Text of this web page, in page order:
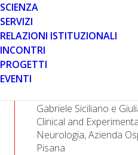
SCIENZA
SERVIZI
RELAZIONI ISTITUZIONALI
INCONTRI
PROGETTI
EVENTI
IL BANDO
Gabriele Siciliano e
Clinical and
Neurologia, Azienda
Pisana